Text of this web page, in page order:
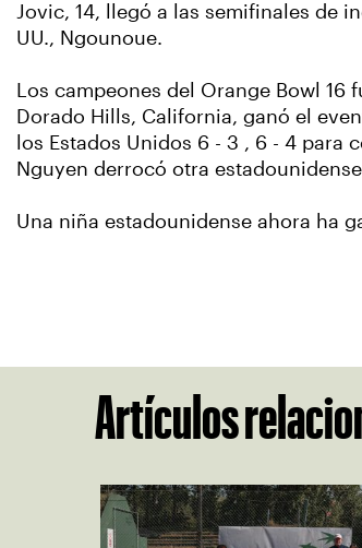
Jovic, 14, llegó a las semifinales de
UU., Ngounoue.
Los campeones del Orange Bowl
Dorado Hills, California, ganó el
los Estados Unidos 6 - 3 , 6 - 4
Nguyen derrocó otra
Una niña estadounidense ahora ha
Artículos